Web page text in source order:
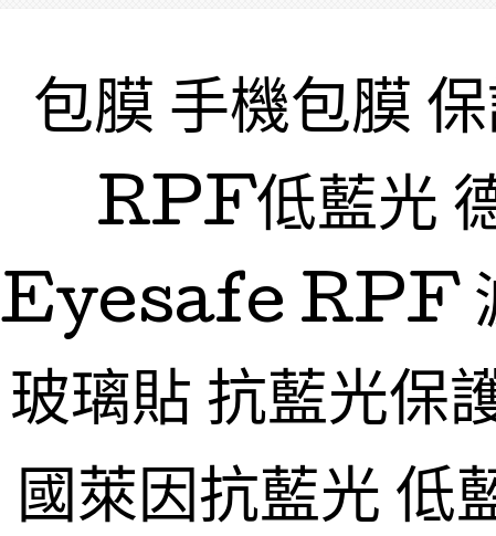
包膜 手機包膜
RPF低藍光
Eyesafe RPF
玻璃貼 抗藍光保
國萊因抗藍光 低